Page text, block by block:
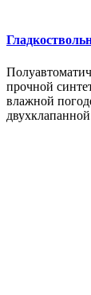
прочной
влажной